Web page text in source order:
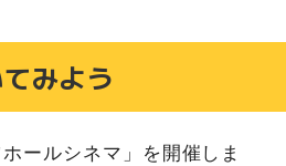
みよう
ールシネマ」を開催しま